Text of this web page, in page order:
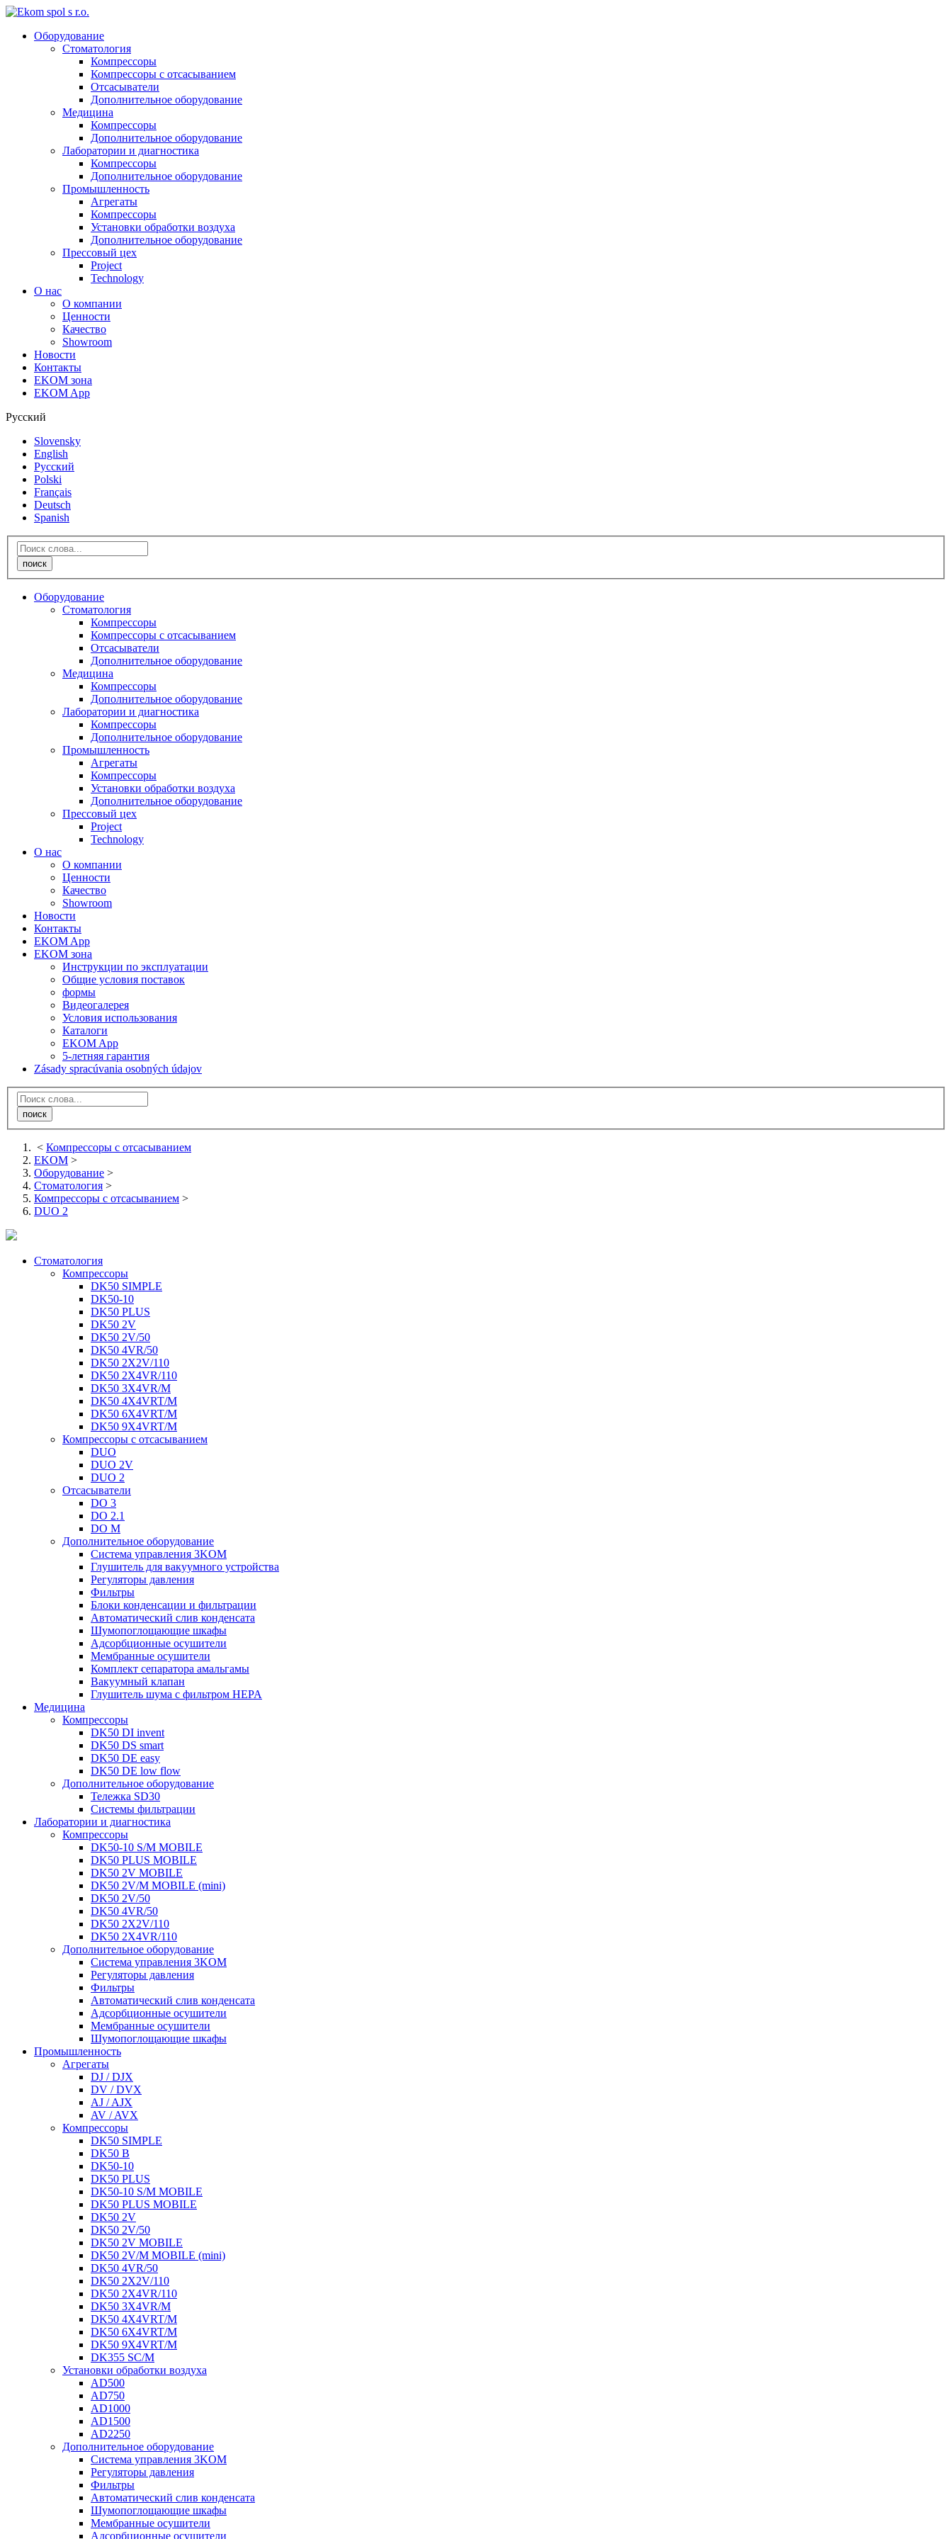
Оборудование
Стоматология
Компрессоры
Компрессоры с отсасыванием
Отсасыватели
Дополнительное оборудование
Медицина
Компрессоры
Дополнительное оборудование
Лаборатории и диагностика
Компрессоры
Дополнительное оборудование
Промышленность
Агрегаты
Компрессоры
Установки обработки воздуха
Дополнительное оборудование
Прессовый цех
Project
Technology
О нас
О компании
Ценности
Качество
Showroom
Новости
Контакты
EKOM зона
EKOM App
Русский
Slovensky
English
Русский
Polski
Français
Deutsch
Spanish
Оборудование
Стоматология
Компрессоры
Компрессоры с отсасыванием
Отсасыватели
Дополнительное оборудование
Медицина
Компрессоры
Дополнительное оборудование
Лаборатории и диагностика
Компрессоры
Дополнительное оборудование
Промышленность
Агрегаты
Компрессоры
Установки обработки воздуха
Дополнительное оборудование
Прессовый цех
Project
Technology
О нас
О компании
Ценности
Качество
Showroom
Новости
Контакты
EKOM App
EKOM зона
Инструкции по эксплуатации
Общие условия поставок
формы
Видеогалерея
Условия использования
Каталоги
EKOM App
5-летняя гарантия
Zásady spracúvania osobných údajov
< Компрессоры с отсасыванием
EKOM >
Оборудование >
Стоматология >
Компрессоры с отсасыванием >
DUO 2
Стоматология
Компрессоры
DK50 SIMPLE
DK50-10
DK50 PLUS
DK50 2V
DK50 2V/50
DK50 4VR/50
DK50 2X2V/110
DK50 2X4VR/110
DK50 3X4VR/M
DK50 4X4VRT/M
DK50 6X4VRT/M
DK50 9X4VRT/M
Компрессоры с отсасыванием
DUO
DUO 2V
DUO 2
Отсасыватели
DO 3
DO 2.1
DO M
Дополнительное оборудование
Система управления 3KOM
Глушитель для вакуумного устройства
Регуляторы давления
Фильтры
Блоки конденсации и фильтрации
Автоматический слив конденсата
Шумопоглощающие шкафы
Адсорбционные осушители
Мембранные осушители
Комплект сепаратора амальгамы
Вакуумный клапан
Глушитель шума с фильтром HEPA
Медицина
Компрессоры
DK50 DI invent
DK50 DS smart
DK50 DE easy
DK50 DE low flow
Дополнительное оборудование
Тележка SD30
Системы фильтрации
Лаборатории и диагностика
Компрессоры
DK50-10 S/M MOBILE
DK50 PLUS MOBILE
DK50 2V MOBILE
DK50 2V/M MOBILE (mini)
DK50 2V/50
DK50 4VR/50
DK50 2X2V/110
DK50 2X4VR/110
Дополнительное оборудование
Система управления 3KOM
Регуляторы давления
Фильтры
Автоматический слив конденсата
Адсорбционные осушители
Мембранные осушители
Шумопоглощающие шкафы
Промышленность
Агрегаты
DJ / DJX
DV / DVX
AJ / AJX
AV / AVX
Компрессоры
DK50 SIMPLE
DK50 B
DK50-10
DK50 PLUS
DK50-10 S/M MOBILE
DK50 PLUS MOBILE
DK50 2V
DK50 2V/50
DK50 2V MOBILE
DK50 2V/M MOBILE (mini)
DK50 4VR/50
DK50 2X2V/110
DK50 2X4VR/110
DK50 3X4VR/M
DK50 4X4VRT/M
DK50 6X4VRT/M
DK50 9X4VRT/M
DK355 SC/M
Установки обработки воздуха
AD500
AD750
AD1000
AD1500
AD2250
Дополнительное оборудование
Система управления 3KOM
Регуляторы давления
Фильтры
Автоматический слив конденсата
Шумопоглощающие шкафы
Мембранные осушители
Адсорбционные осушители